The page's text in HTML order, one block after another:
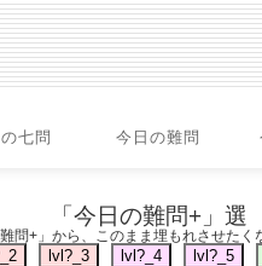
七問 今日の難問
「今日の難問+」選
問+」から、このまま埋もれさせた